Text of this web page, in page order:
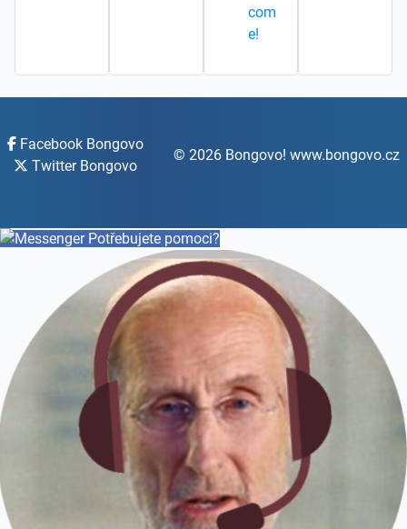
com
e!
Facebook Bongovo
Twitter Bongovo
© 2026 Bongovo! www.bongovo.cz
Potřebujete pomoci?